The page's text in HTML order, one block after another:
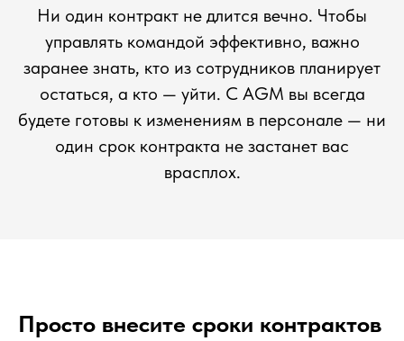
Ни один контракт не длится вечно. Чтобы
управлять командой эффективно, важно
заранее знать, кто из сотрудников планирует
остаться, а кто — уйти. С AGM вы всегда
будете готовы к изменениям в персонале — ни
один срок контракта не застанет вас
врасплох.
Просто внесите сроки контрактов